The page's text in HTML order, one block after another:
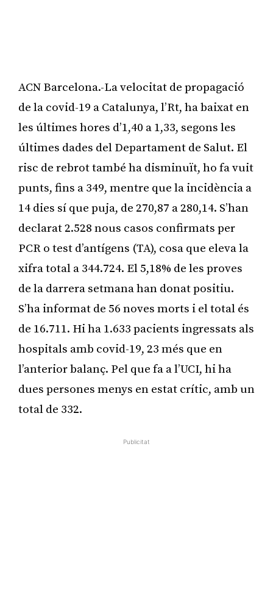
ACN Barcelona.-La velocitat de propagació
de la covid-19 a Catalunya, l’Rt, ha baixat en
les últimes hores d’1,40 a 1,33, segons les
últimes dades del Departament de Salut. El
risc de rebrot també ha disminuït, ho fa vuit
punts, fins a 349, mentre que la incidència a
14 dies sí que puja, de 270,87 a 280,14. S’han
declarat 2.528 nous casos confirmats per
PCR o test d’antígens (TA), cosa que eleva la
xifra total a 344.724. El 5,18% de les proves
de la darrera setmana han donat positiu.
S’ha informat de 56 noves morts i el total és
de 16.711. Hi ha 1.633 pacients ingressats als
hospitals amb covid-19, 23 més que en
l’anterior balanç. Pel que fa a l’UCI, hi ha
dues persones menys en estat crític, amb un
total de 332.
Publicitat